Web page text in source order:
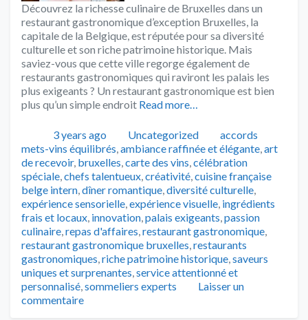
Découvrez la richesse culinaire de Bruxelles dans un
restaurant gastronomique d’exception Bruxelles, la
capitale de la Belgique, est réputée pour sa diversité
culturelle et son riche patrimoine historique. Mais
saviez-vous que cette ville regorge également de
restaurants gastronomiques qui raviront les palais les
plus exigeants ? Un restaurant gastronomique est bien
plus qu’un simple endroit Read more…
Publié3 years ago Catégories
Uncategorized Tags
accords
mets-vins équilibrés,ambiance raffinée et élégante,art
de recevoir, bruxelles,carte des vins,célébration
spéciale,chefs talentueux,créativité,cuisine française
belge intern,dîner romantique,diversité culturelle,
expérience sensorielle,expérience visuelle, ingrédients
frais et locaux, innovation,palais exigeants,passion
culinaire,repas d'affaires,restaurant gastronomique,
restaurant gastronomique bruxelles,restaurants
gastronomiques,riche patrimoine historique,saveurs
uniques et surprenantes,service attentionné et
personnalisé,sommeliers experts
Laisser un
commentaire